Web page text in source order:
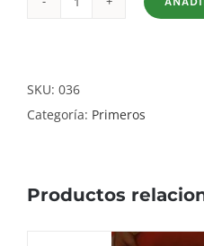
Enchilada
Salsa
Roja
SKU: 036
Categoría: Primeros
Productos